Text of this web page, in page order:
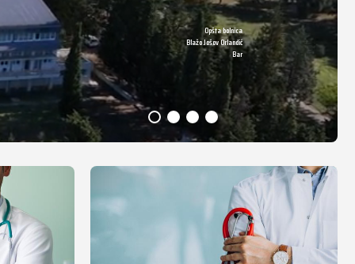
Opšta bolnica
Blažo Jošov Orlandić
Bar
DETALJNIJE